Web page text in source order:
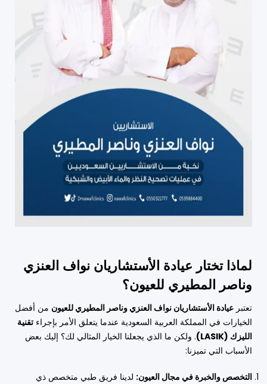
لماذا تختار عيادة الأستشاريان نواف العنزي
وناصر المطيري للعيون؟
تعتبر عيادة الأستشاريان نواف العنزي وناصر المطيري للعيون من أفضل
الخيارات في المملكة العربية السعودية عندما يتعلق الأمر بإجراء تقنية
الليزك (LASIK)
. ولكن ما الذي يجعلنا الخيار المثالي لك؟ إليك بعض
الأسباب التي تميزنا:
التخصص والخبرة في مجال العيون: لدينا فريق طبي متخصص ذي